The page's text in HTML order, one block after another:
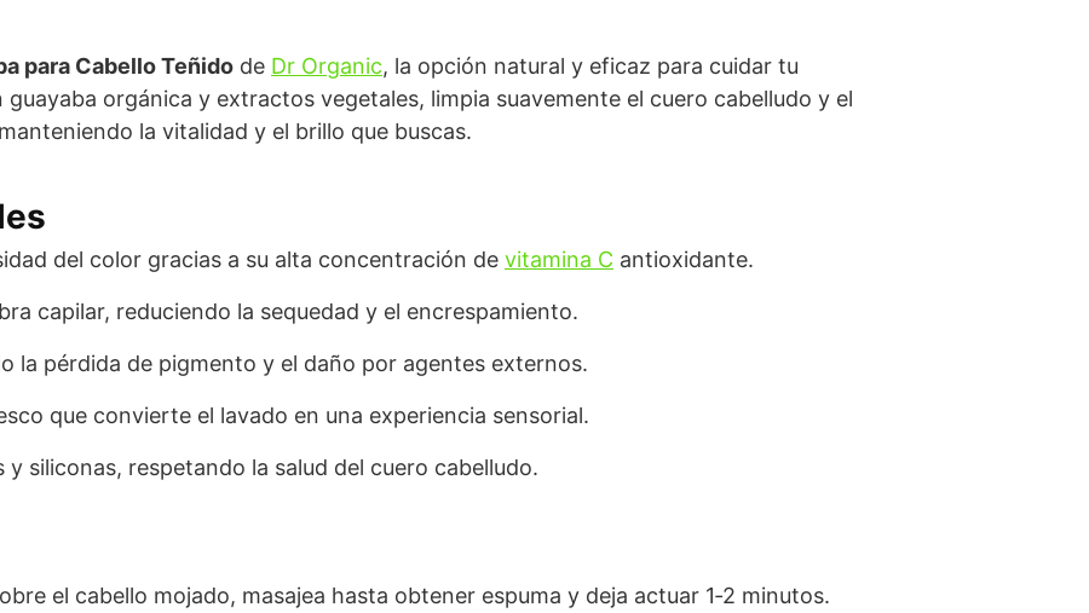
para Cabello Teñido de Dr Organic, la opción natural y eficaz para cuidar tu
orgánica y extractos vegetales, limpia suavemente el cuero cabelludo y el
la vitalidad y el brillo que buscas.
del color gracias a su alta concentración de vitamina C antioxidante.
capilar, reduciendo la sequedad y el encrespamiento.
la pérdida de pigmento y el daño por agentes externos.
que convierte el lavado en una experiencia sensorial.
siliconas, respetando la salud del cuero cabelludo.
el cabello mojado, masajea hasta obtener espuma y deja actuar 1‑2 minutos.